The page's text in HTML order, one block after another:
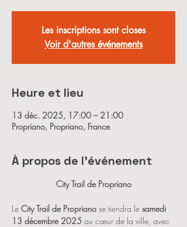
Les inscriptions sont closes
Voir d'autres événements
Heure et lieu
13 déc. 2025, 17:00 – 21:00
Propriano, Propriano, France
À propos de l'événement
City Trail de Propriano
Le City Trail de Propriano se tiendra le samedi
13 décembre 2025 au cœur de la ville, avec